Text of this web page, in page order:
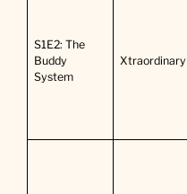
S1E2: The
Buddy
System
Xtraordinary